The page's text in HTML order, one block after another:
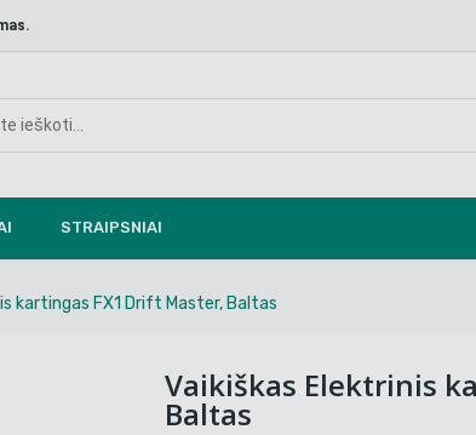
STRAIPSNIAI
kartingas FX1 Drift Master, Baltas
Vaikiškas Elektrinis
Baltas